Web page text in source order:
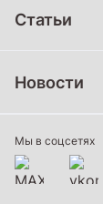
Статьи
Новости
Мы в соцсетях